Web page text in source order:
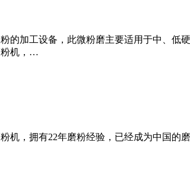
的加工设备，此微粉磨主要适用于中、低
粉机，…
机，拥有22年磨粉经验，已经成为中国